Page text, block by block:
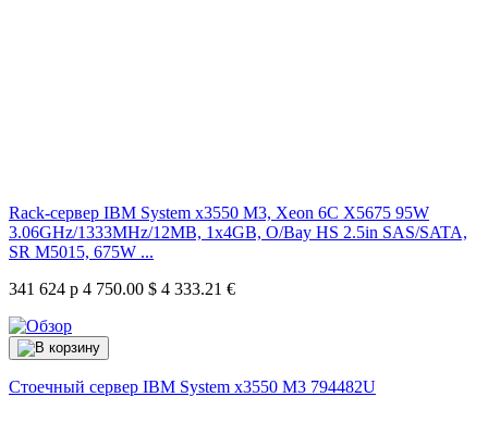
Rack-сервер IBM System x3550 M3, Xeon 6C X5675 95W
3.06GHz/1333MHz/12MB, 1x4GB, O/Bay HS 2.5in SAS/SATA,
SR M5015, 675W ...
341 624 р 4 750.00 $ 4 333.21 €
Стоечный сервер IBM System x3550 M3 794482U